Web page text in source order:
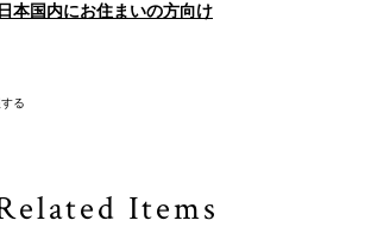
日本国内にお住まいの方向け
る
Items